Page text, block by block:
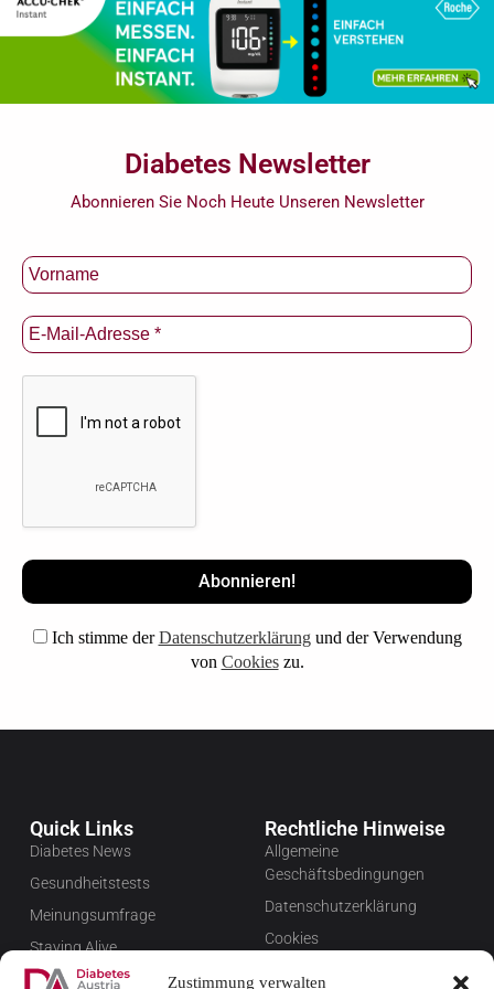
Zustimmung verwalten
Diabetes Newsletter
Abonnieren Sie Noch Heute Unseren Newsletter
Ich stimme derDatenschutzerklärungund der Verwendung
von Cookieszu.
Quick Links
Diabetes News
Gesundheitstests
Meinungsumfrage
Staying Alive
Favoriten
Rechtliche Hinweise
Allgemeine
Geschäftsbedingungen
Datenschutzerklärung
Cookies